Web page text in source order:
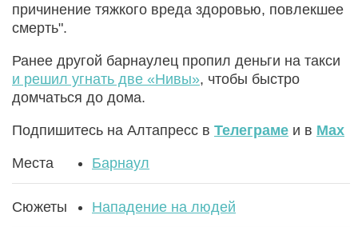
причинение тяжкого вреда здоровью, повлекшее
смерть".
Ранее другой барнаулец пропил деньги на такси
и решил угнать две «Нивы», чтобы быстро
домчаться до дома.
Подпишитесь на Алтапресс в Телеграме и в Max
Места Барнаул
Сюжеты Нападение на людей